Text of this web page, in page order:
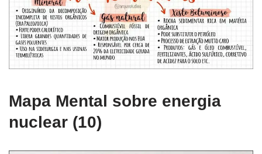
Mapa Mental sobre energia
nuclear (10)